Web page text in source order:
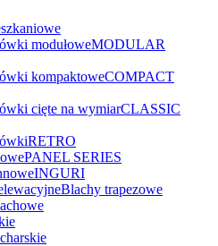
modułoweMODULAR
kompaktoweCOMPACT
cięte na wymiarCLASSIC
RETRO
PANEL SERIES
INGURI
Blachy trapezowe